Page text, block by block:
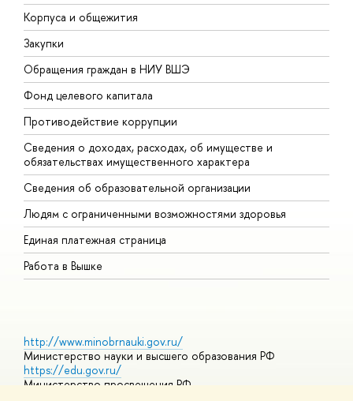
Корпуса и общежития
Закупки
Обращения граждан в НИУ ВШЭ
Фонд целевого капитала
Противодействие коррупции
Сведения о доходах, расходах, об имуществе и
обязательствах имущественного характера
Сведения об образовательной организации
Людям с ограниченными возможностями здоровья
Единая платежная страница
Работа в Вышке
http://www.minobrnauki.gov.ru/
Министерство науки и высшего образования РФ
https://edu.gov.ru/
Министерство просвещения РФ